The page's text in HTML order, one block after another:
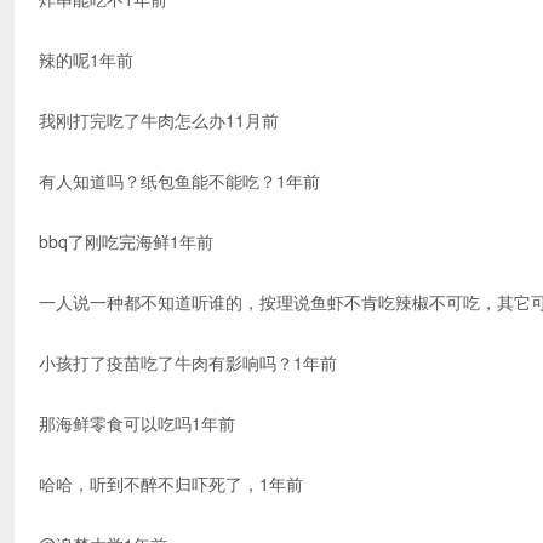
辣的呢1年前
我刚打完吃了牛肉怎么办11月前
有人知道吗？纸包鱼能不能吃？1年前
bbq了刚吃完海鲜1年前
一人说一种都不知道听谁的，按理说鱼虾不肯吃辣椒不可吃，其它
小孩打了疫苗吃了牛肉有影响吗？1年前
那海鲜零食可以吃吗1年前
哈哈，听到不醉不归吓死了，1年前